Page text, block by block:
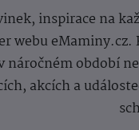
inspirace na
webu
náročném období
akcích a